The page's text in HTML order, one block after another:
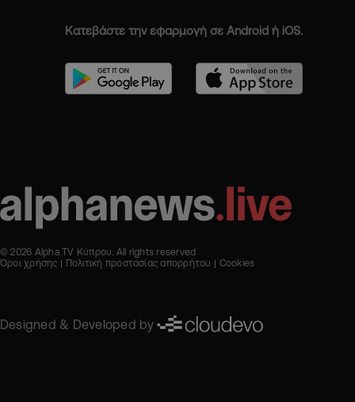
Κατεβάστε την εφαρμογή σε Android ή iOS.
© 2026 Alpha TV Κύπρου. All rights reserved
Όροι χρήσης
Πολιτική προστασίας απορρήτου Cookies
Designed & Developed by